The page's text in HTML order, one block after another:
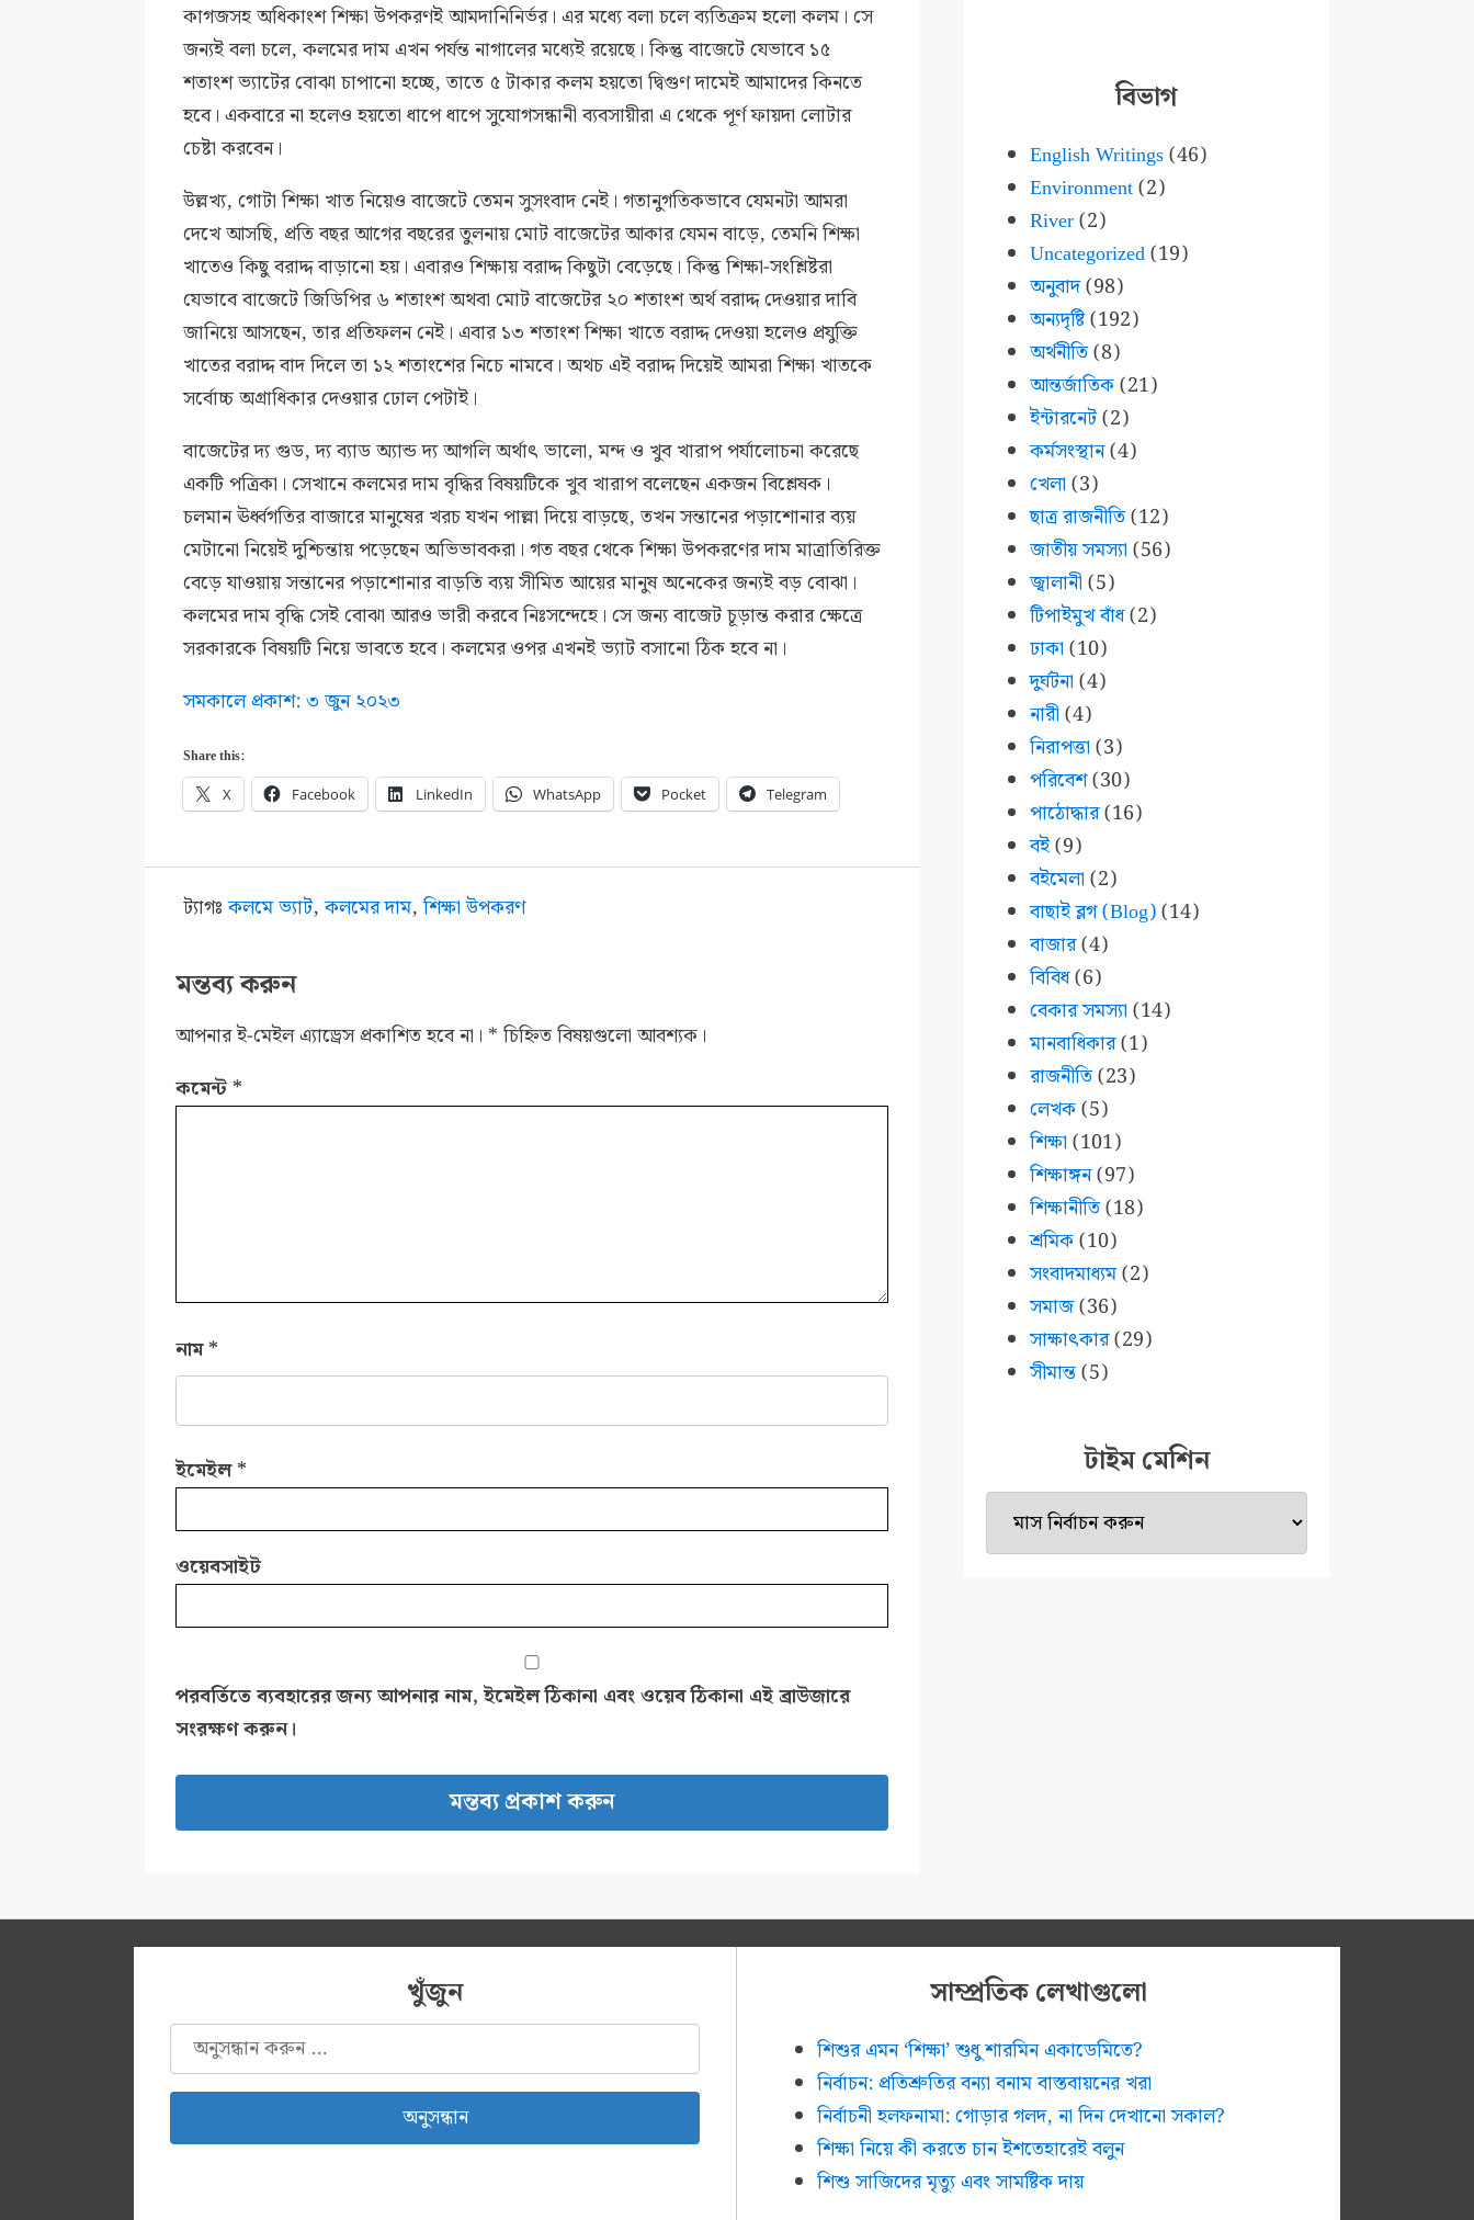
কাগজসহ অধিকাংশ শিক্ষা উপকরণই আমদানিনির্ভর। এর মধ্যে বলা চলে ব্যতিক্রম হলো কলম। সে
জন্যই বলা চলে, কলমের দাম এখন পর্যন্ত নাগালের মধ্যেই রয়েছে। কিন্তু বাজেটে যেভাবে ১৫
শতাংশ ভ্যাটের বোঝা চাপানো হচ্ছে, তাতে ৫ টাকার কলম হয়তো দ্বিগুণ দামেই আমাদের কিনতে
হবে। একবারে না হলেও হয়তো ধাপে ধাপে সুযোগসন্ধানী ব্যবসায়ীরা এ থেকে পূর্ণ ফায়দা লোটার
চেষ্টা করবেন।
উল্লখ্য, গোটা শিক্ষা খাত নিয়েও বাজেটে তেমন সুসংবাদ নেই। গতানুগতিকভাবে যেমনটা আমরা
দেখে আসছি, প্রতি বছর আগের বছরের তুলনায় মোট বাজেটের আকার যেমন বাড়ে, তেমনি শিক্ষা
খাতেও কিছু বরাদ্দ বাড়ানো হয়। এবারও শিক্ষায় বরাদ্দ কিছুটা বেড়েছে। কিন্তু শিক্ষা-সংশ্লিষ্টরা
যেভাবে বাজেটে জিডিপির ৬ শতাংশ অথবা মোট বাজেটের ২০ শতাংশ অর্থ বরাদ্দ দেওয়ার দাবি
জানিয়ে আসছেন, তার প্রতিফলন নেই। এবার ১৩ শতাংশ শিক্ষা খাতে বরাদ্দ দেওয়া হলেও প্রযুক্তি
খাতের বরাদ্দ বাদ দিলে তা ১২ শতাংশের নিচে নামবে। অথচ এই বরাদ্দ দিয়েই আমরা শিক্ষা খাতকে
সর্বোচ্চ অগ্রাধিকার দেওয়ার ঢোল পেটাই।
বাজেটের দ্য গুড, দ্য ব্যাড অ্যান্ড দ্য আগলি অর্থাৎ ভালো, মন্দ ও খুব খারাপ পর্যালোচনা করেছে
একটি পত্রিকা। সেখানে কলমের দাম বৃদ্ধির বিষয়টিকে খুব খারাপ বলেছেন একজন বিশ্লেষক।
চলমান ঊর্ধ্বগতির বাজারে মানুষের খরচ যখন পাল্লা দিয়ে বাড়ছে, তখন সন্তানের পড়াশোনার ব্যয়
মেটানো নিয়েই দুশ্চিন্তায় পড়েছেন অভিভাবকরা। গত বছর থেকে শিক্ষা উপকরণের দাম মাত্রাতিরিক্ত
বেড়ে যাওয়ায় সন্তানের পড়াশোনার বাড়তি ব্যয় সীমিত আয়ের মানুষ অনেকের জন্যই বড় বোঝা।
কলমের দাম বৃদ্ধি সেই বোঝা আরও ভারী করবে নিঃসন্দেহে। সে জন্য বাজেট চূড়ান্ত করার ক্ষেত্রে
সরকারকে বিষয়টি নিয়ে ভাবতে হবে। কলমের ওপর এখনই ভ্যাট বসানো ঠিক হবে না।
সমকালে প্রকাশ: ৩ জুন ২০২৩
Share this:
X Facebook LinkedIn WhatsApp Pocket Telegram
ট্যাগঃকলমে ভ্যাট,কলমের দাম,শিক্ষা উপকরণ
মন্তব্য করুন
আপনার ই-মেইল এ্যাড্রেস প্রকাশিত হবে না। * চিহ্নিত বিষয়গুলো আবশ্যক।
কমেন্ট *
নাম*
ইমেইল*
ওয়েবসাইট
পরবর্তিতে ব্যবহারের জন্য আপনার নাম, ইমেইল ঠিকানা এবং ওয়েব ঠিকানা এই ব্রাউজারে
সংরক্ষণ করুন।
বিভাগ
English Writings(46)
Environment(2)
River(2)
Uncategorized(19)
অনুবাদ(98)
অন্যদৃষ্টি(192)
অর্থনীতি(8)
আন্তর্জাতিক(21)
ইন্টারনেট(2)
কর্মসংস্থান(4)
খেলা (3)
ছাত্র রাজনীতি(12)
জাতীয় সমস্যা (56)
জ্বালানী (5)
টিপাইমুখ বাঁধ(2)
ঢাকা (10)
দুর্ঘটনা (4)
নারী (4)
নিরাপত্তা (3)
পরিবেশ(30)
পাঠোদ্ধার(16)
বই(9)
বইমেলা (2)
বাছাই ব্লগ (Blog)(14)
বাজার(4)
বিবিধ(6)
বেকার সমস্যা (14)
মানবাধিকার(1)
রাজনীতি(23)
লেখক(5)
শিক্ষা (101)
শিক্ষাঙ্গন(97)
শিক্ষানীতি(18)
শ্রমিক(10)
সংবাদমাধ্যম(2)
সমাজ(36)
সাক্ষাৎকার(29)
সীমান্ত(5)
টাইম মেশিন
টাইম
মেশিন
খুঁজুন
অনুসন্ধানঃ
সাম্প্রতিক লেখাগুলো
শিশুর এমন ‘শিক্ষা’ শুধু শারমিন একাডেমিতে?
নির্বাচন: প্রতিশ্রুতির বন্যা বনাম বাস্তবায়নের খরা
নির্বাচনী হলফনামা: গোড়ার গলদ, না দিন দেখানো সকাল?
শিক্ষা নিয়ে কী করতে চান ইশতেহারেই বলুন
শিশু সাজিদের মৃত্যু এবং সামষ্টিক দায়